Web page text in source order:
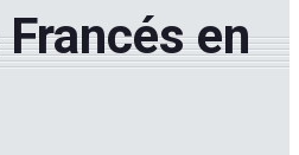
en